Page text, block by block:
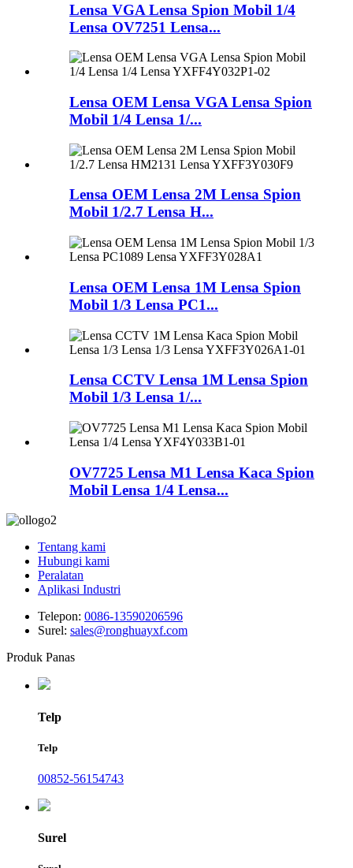
Lensa VGA Lensa Spion Mobil 1/4
Lensa OV7251 Lensa...
Lensa OEM Lensa VGA Lensa Spion
Mobil 1/4 Lensa 1/...
Lensa OEM Lensa 2M Lensa Spion
Mobil 1/2.7 Lensa H...
Lensa OEM Lensa 1M Lensa Spion
Mobil 1/3 Lensa PC1...
Lensa CCTV Lensa 1M Lensa Spion
Mobil 1/3 Lensa 1/...
OV7725 Lensa M1 Lensa Kaca Spion
Mobil Lensa 1/4 Lensa...
Tentang kami
Hubungi kami
Peralatan
Aplikasi Industri
Telepon: 0086-13590206596
Surel: sales@ronghuayxf.com
Produk Panas
Telp
Telp
00852-56154743
Surel